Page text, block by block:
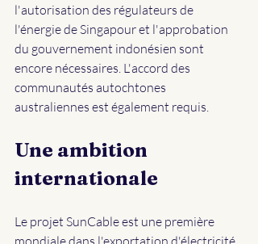
l'autorisation des régulateurs de
l'énergie de Singapour et l'approbation
du gouvernement indonésien sont
encore nécessaires. L'accord des
communautés autochtones
australiennes est également requis.
Une ambition
internationale
Le projet SunCable est une première